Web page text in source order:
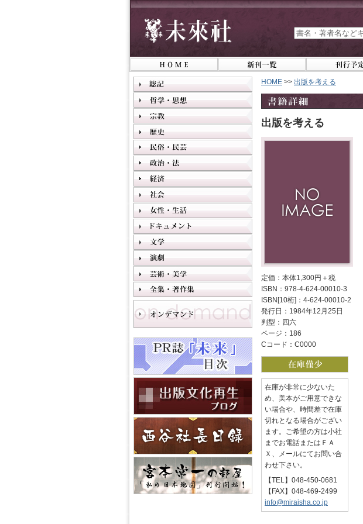
HOME >> 出版を考える
出版を考える
定価：本体1,300円＋税
ISBN：978-4-624-00010-3
ISBN[10桁]：4-624-00010-2
発行日：1984年12月25日
判型：四六
ページ：186
Cコード：C0000
在庫が非常に少ないた
め、美本がご用意できな
い場合や、時間差で在庫
切れとなる場合がござい
ます。ご希望の方は小社
までお電話またはＦＡ
Ｘ、メールにてお問い合
わせ下さい。
【TEL】048-450-0681
【FAX】048-469-2499
info@miraisha.co.jp